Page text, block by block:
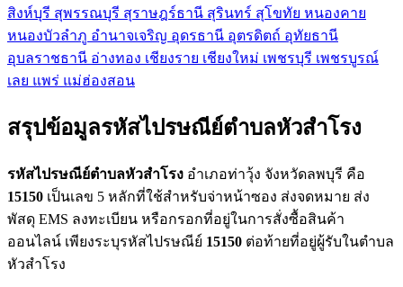
สิงห์บุรี สุพรรณบุรี สุราษฎร์ธานี สุรินทร์ สุโขทัย หนองคาย
หนองบัวลำภู อำนาจเจริญ อุดรธานี อุตรดิตถ์ อุทัยธานี
อุบลราชธานี อ่างทอง เชียงราย เชียงใหม่ เพชรบุรี เพชรบูรณ์
เลย แพร่ แม่ฮ่องสอน
สรุปข้อมูลรหัสไปรษณีย์ตำบลหัวสำโรง
รหัสไปรษณีย์ตำบลหัวสำโรง อำเภอท่าวุ้ง จังหวัดลพบุรี คือ
15150 เป็นเลข 5 หลักที่ใช้สำหรับจ่าหน้าซอง ส่งจดหมาย ส่ง
พัสดุ EMS ลงทะเบียน หรือกรอกที่อยู่ในการสั่งซื้อสินค้า
ออนไลน์ เพียงระบุรหัสไปรษณีย์ 15150 ต่อท้ายที่อยู่ผู้รับในตำบล
หัวสำโรง